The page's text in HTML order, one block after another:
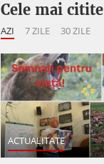
Cele mai citite
AZI 7 ZILE 30 ZILE
ACTUALITATE